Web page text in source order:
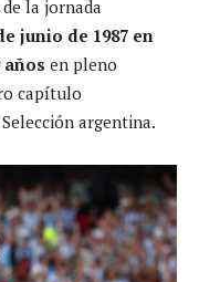
la jornada
junio de 1987 en
años en pleno
capítulo
argentina.